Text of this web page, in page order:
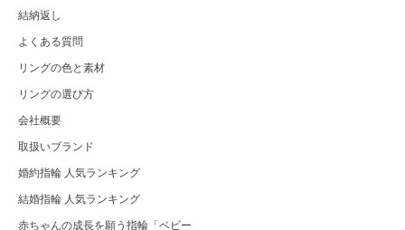
結納返し
よくある質問
リングの色と素材
リングの選び方
会社概要
取扱いブランド
婚約指輪 人気ランキング
結婚指輪 人気ランキング
赤ちゃんの成長を願う指輪「ベビー